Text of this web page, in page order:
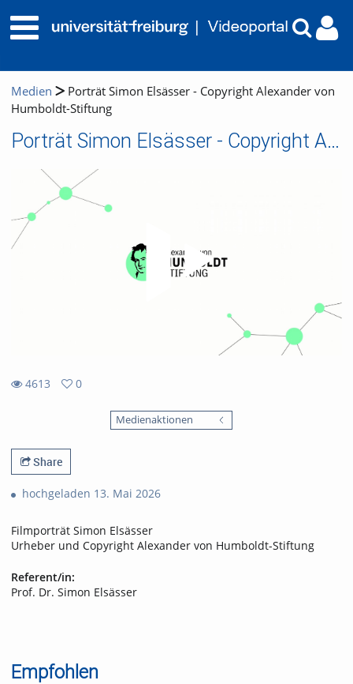
Medien
Porträt Simon Elsässer - Copyright Alexander von
Humboldt-Stiftung
Porträt Simon Elsässer - Copyright Alexander von Humboldt-Stiftung
4613
0
Medienaktionen
Share
hochgeladen 13. Mai 2026
Filmporträt Simon Elsässer
Urheber und Copyright Alexander von Humboldt-Stiftung
Referent/in:
Prof. Dr. Simon Elsässer
Empfohlen